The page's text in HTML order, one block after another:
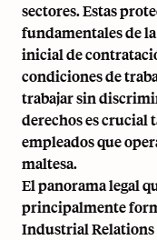
sectores. Estas
fundamentales de
inicial de
condiciones de
trabajar sin
derechos es crucial
empleados que
maltesa.
El panorama legal
principalmente
Industrial Relations